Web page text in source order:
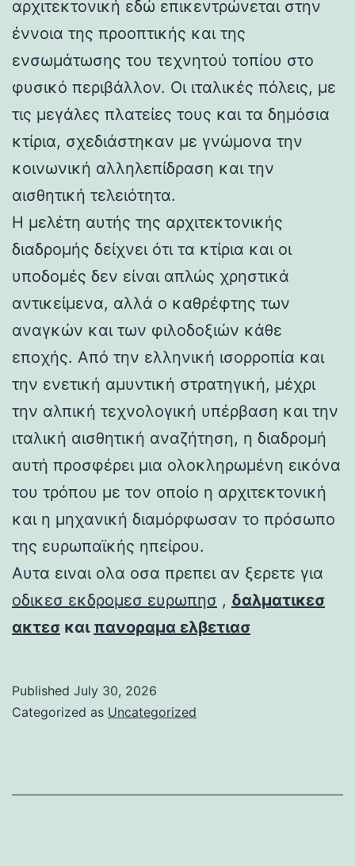
αρχιτεκτονική εδώ επικεντρώνεται στην
έννοια της προοπτικής και της
ενσωμάτωσης του τεχνητού τοπίου στο
φυσικό περιβάλλον. Οι ιταλικές πόλεις, με
τις μεγάλες πλατείες τους και τα δημόσια
κτίρια, σχεδιάστηκαν με γνώμονα την
κοινωνική αλληλεπίδραση και την
αισθητική τελειότητα.
Η μελέτη αυτής της αρχιτεκτονικής
διαδρομής δείχνει ότι τα κτίρια και οι
υποδομές δεν είναι απλώς χρηστικά
αντικείμενα, αλλά ο καθρέφτης των
αναγκών και των φιλοδοξιών κάθε
εποχής. Από την ελληνική ισορροπία και
την ενετική αμυντική στρατηγική, μέχρι
την αλπική τεχνολογική υπέρβαση και την
ιταλική αισθητική αναζήτηση, η διαδρομή
αυτή προσφέρει μια ολοκληρωμένη εικόνα
του τρόπου με τον οποίο η αρχιτεκτονική
και η μηχανική διαμόρφωσαν το πρόσωπο
της ευρωπαϊκής ηπείρου.
Αυτα ειναι ολα οσα πρεπει αν ξερετε για
οδικεσ εκδρομεσ ευρωπησ , δαλματικεσ
ακτεσ και πανοραμα ελβετιασ
Published July 30, 2026
Categorized as Uncategorized